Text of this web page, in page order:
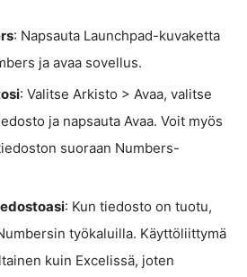
: Napsauta Launchpad-kuvaketta
ja avaa sovellus.
: Valitse Arkisto > Avaa, valitse
ja napsauta Avaa. Voit myös
suoraan Numbers-
: Kun tiedosto on tuotu,
työkaluilla. Käyttöliittymä
kuin Excelissä, joten